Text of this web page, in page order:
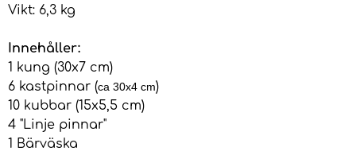
Vikt: 6,3 kg
Innehåller:
1 kung (30x7 cm)
6 kastpinnar (ca 30x4 cm)
10 kubbar (15x5,5 cm)
4 "Linje pinnar"
1 Bärväska